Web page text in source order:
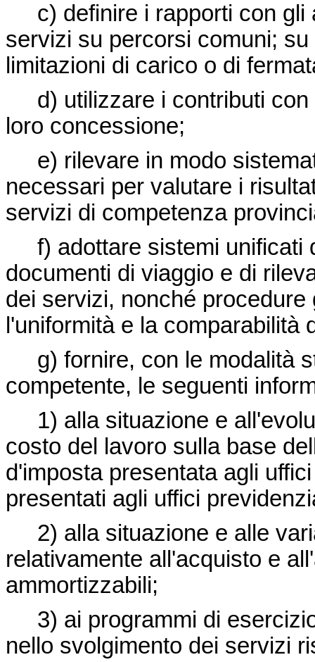
c) definire i rapporti con gli
servizi su percorsi comuni;
limitazioni di carico o di
d) utilizzare i contributi con
loro concessione;
e) rilevare in modo
necessari per valutare i
servizi di competenza
f) adottare sistemi unificati
documenti di viaggio e di
dei servizi, nonché
l'uniformità e la comparabilità
g) fornire, con le modalità
competente, le seguenti
1) alla situazione e
costo del lavoro sulla base
d'imposta presentata agli
presentati agli uffici
2) alla situazione e alle
relativamente all'acquisto e
ammortizzabili;
3) ai programmi di
nello svolgimento dei servizi